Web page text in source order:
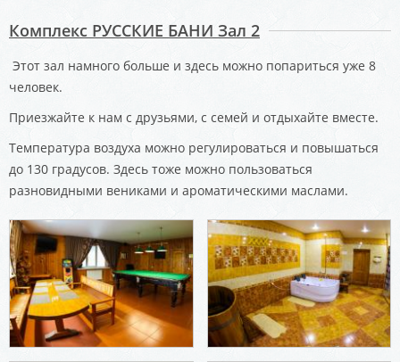
Комплекс РУССКИЕ БАНИ Зал 2
Этот зал намного больше и здесь можно попариться уже 8
человек.
Приезжайте к нам с друзьями, с семей и отдыхайте вместе.
Температура воздуха можно регулироваться и повышаться
до 130 градусов. Здесь тоже можно пользоваться
разновидными вениками и ароматическими маслами.